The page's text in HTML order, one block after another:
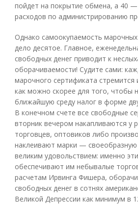
пойдет на покрытие обмена, а 40
расходов по администрированию
Однако самоокупаемость
дело десятое. Главное,
свободных денег приводит к
оборачиваемости! Судите сами:
марочного сертификата стремится
как можно скорее для того, чтобы
ближайшую среду налог в форме
В конечном счете все свободные
вторник вечером накапливаются у
торговцев, оптовиков либо
наклеивают марки —
великим удовольствием: именно
обеспечивают им небывалые
расчетам Ирвинга Фишера,
свободных денег в сотнях
Великой Депрессии как минимум в